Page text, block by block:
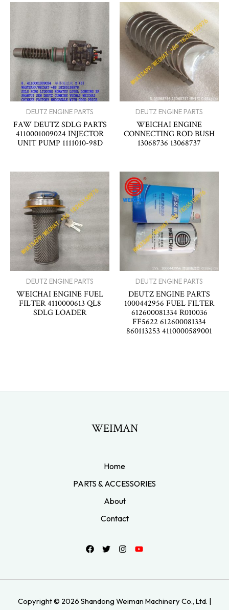
DEUTZ ENGINE PARTS
FAW DEUTZ SDLG PARTS
4110001009024 INJECTOR
UNIT PUMP 1111010-98D
DEUTZ ENGINE PARTS
WEICHAI ENGINE
CONNECTING ROD BUSH
13068736 13068737
DEUTZ ENGINE PARTS
WEICHAI ENGINE FUEL
FILTER 4110000613 QL8
SDLG LOADER
DEUTZ ENGINE PARTS
DEUTZ ENGINE PARTS
1000442956 FUEL FILTER
612600081334 R010036
FF5622 612600081334
860113253 4110000589001
WEIMAN
Home
PARTS & ACCESSORIES
About
Contact
Copyright © 2026 Shandong Weiman Machinery Co., Ltd. |